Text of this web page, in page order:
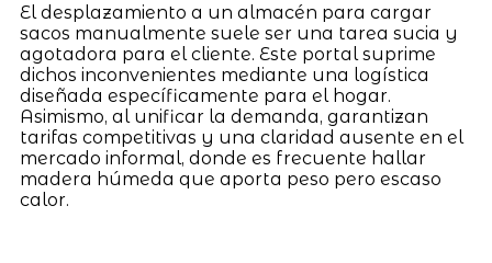
El desplazamiento a un almacén para cargar
sacos manualmente suele ser una tarea sucia y
agotadora para el cliente. Este portal suprime
dichos inconvenientes mediante una logística
diseñada específicamente para el hogar.
Asimismo, al unificar la demanda, garantizan
tarifas competitivas y una claridad ausente en el
mercado informal, donde es frecuente hallar
madera húmeda que aporta peso pero escaso
calor.